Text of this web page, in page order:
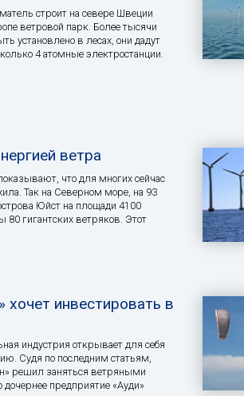
строит на севере Швеции
ветровой парк. Более тысячи
установлено в лесах, они дадут
4 атомные электростанции.
ветра
что для многих сейчас
Так на Северном море, на 93
Юйст на площади 4100
80 гигантских ветряков. Этот
хочет инвестировать в
индустрия открывает для себя
Судя по последним статьям,
решил заняться ветряными
предприятие «Ауди»